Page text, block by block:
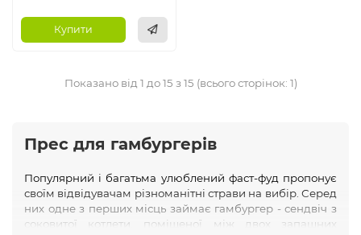
Купити
Показано від 1 до 15 з 15 (всього сторінок: 1)
Прес для гамбургерів
Популярний і багатьма улюблений фаст-фуд пропонує
своїм відвідувачам різноманітні страви на вибір. Серед
них одне з перших місць займає гамбургер - сендвіч з
соковитої котлети, поміщеної між двох запашних